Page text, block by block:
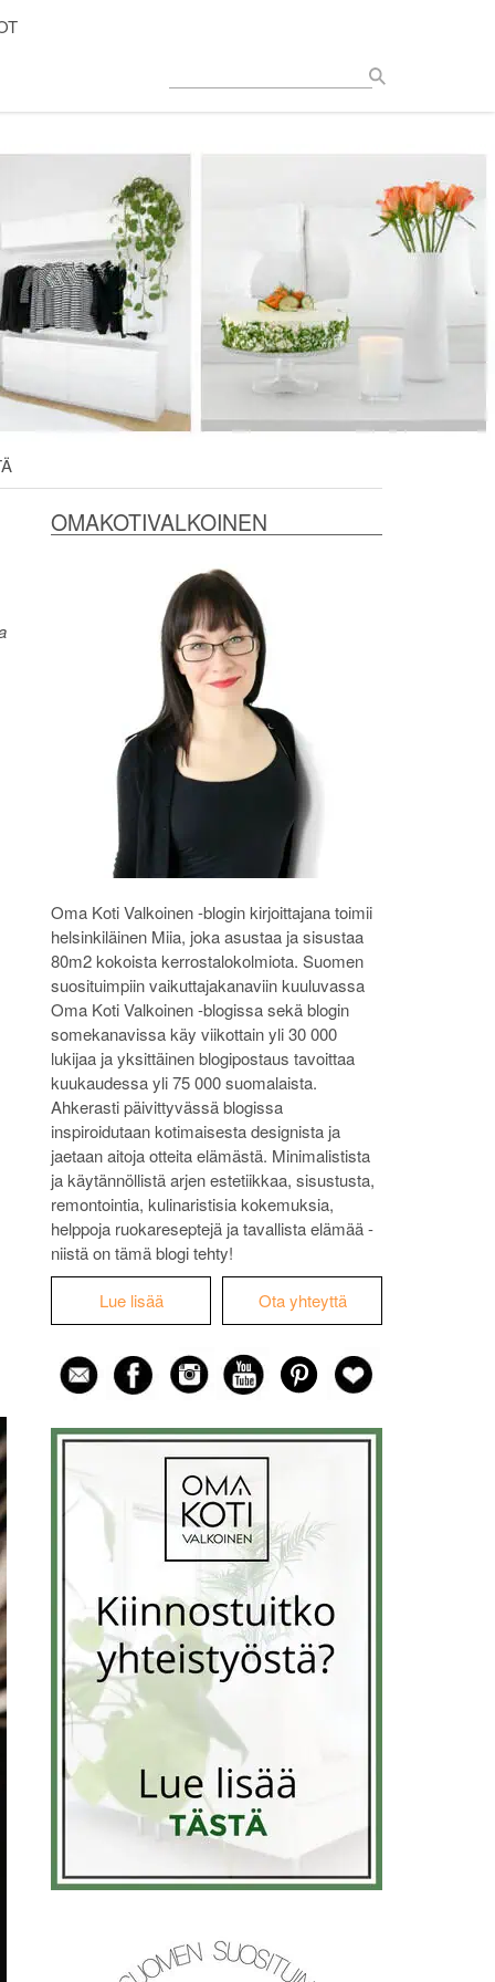
OMAKOTIVALKOINEN
Oma Koti Valkoinen -blogin kirjoittajana toimii
helsinkiläinen Miia, joka asustaa ja sisustaa
80m2 kokoista kerrostalokolmiota. Suomen
suosituimpiin vaikuttajakanaviin kuuluvassa
Oma Koti Valkoinen -blogissa sekä blogin
somekanavissa käy viikottain yli 30 000
lukijaa ja yksittäinen blogipostaus tavoittaa
kuukaudessa yli 75 000 suomalaista.
Ahkerasti päivittyvässä blogissa
inspiroidutaan kotimaisesta designista ja
jaetaan aitoja otteita elämästä. Minimalistista
ja käytännöllistä arjen estetiikkaa, sisustusta,
remontointia, kulinaristisia kokemuksia,
helppoja ruokareseptejä ja tavallista elämää -
niistä on tämä blogi tehty!
Lue lisää Ota yhteyttä